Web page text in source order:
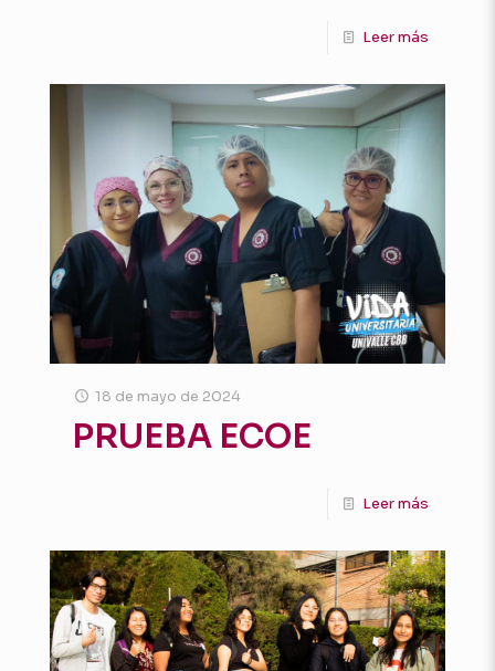
Leer más
18 de mayo de 2024
PRUEBA ECOE
Leer más